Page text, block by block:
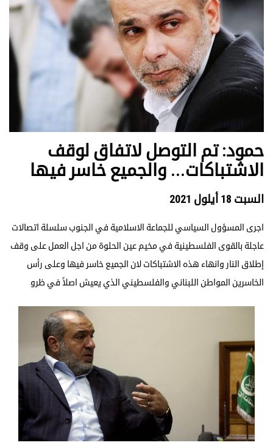
​حمود: تم التوصل لاتفاق لوقف
الاشتباكات... والجميع خاسر فيها
السبت 18 أيلول 2021
اجرى المسؤول السياسي للجماعة الاسلامية في الجنوب سلسلة اتصالات
عاجلة بالقوى الفلسطينية في مخيم عين الحلوة من اجل العمل على وقف
إطلاق النار وانهاء هذه الاشتباكات لان الجميع خاسر فيها وعلى رأس
الخاسرين المواطن اللبناني والفلسطيني الذي يعيش اصلاً في ظرو